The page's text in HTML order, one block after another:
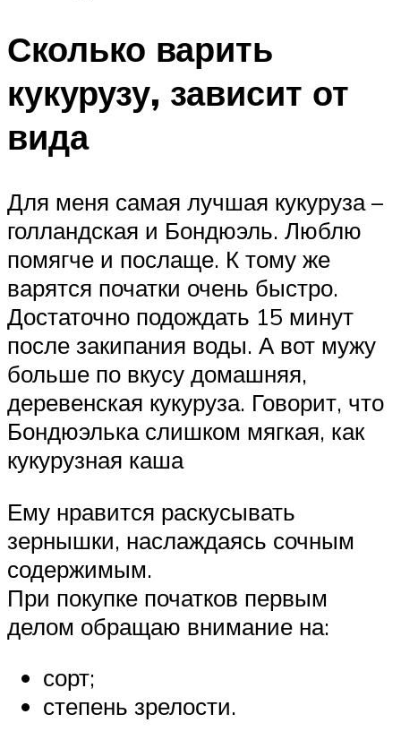
Сколько варить
кукурузу, зависит от
вида
Для меня самая лучшая кукуруза –
голландская и Бондюэль. Люблю
помягче и послаще. К тому же
варятся початки очень быстро.
Достаточно подождать 15 минут
после закипания воды. А вот мужу
больше по вкусу домашняя,
деревенская кукуруза. Говорит, что
Бондюэлька слишком мягкая, как
кукурузная каша
Ему нравится раскусывать
зернышки, наслаждаясь сочным
содержимым.
При покупке початков первым
делом обращаю внимание на:
сорт;
степень зрелости.